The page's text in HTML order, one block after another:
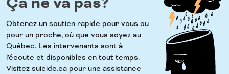
Obtenez un soutien rapide pour vous ou
pour un proche, où que vous soyez au
Québec. Les intervenants sont à
l'écoute et disponibles en tout temps.
Visitez suicide.ca pour une assistance